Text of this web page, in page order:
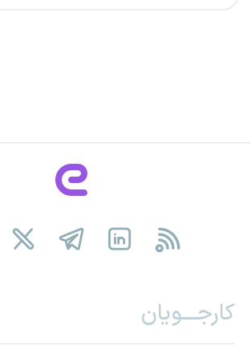
کارجـــویان